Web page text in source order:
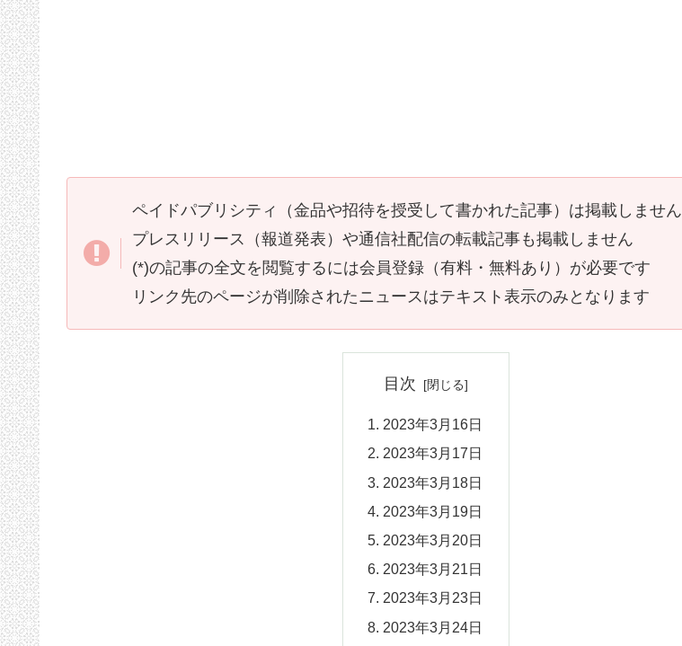
ペイドパブリシティ（金品や招待を授受して書かれた記事）は掲載しません
プレスリリース（報道発表）や通信社配信の転載記事も掲載しません
(*)の記事の全文を閲覧するには会員登録（有料・無料あり）が必要です
リンク先のページが削除されたニュースはテキスト表示のみとなります
目次
2023年3月16日
2023年3月17日
2023年3月18日
2023年3月19日
2023年3月20日
2023年3月21日
2023年3月23日
2023年3月24日